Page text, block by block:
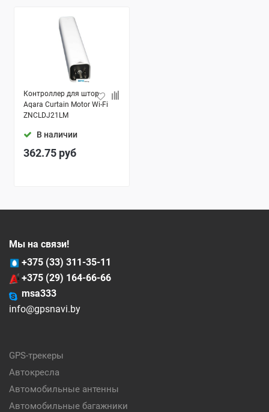
Контроллер для штор
Aqara Curtain Motor Wi-Fi
ZNCLDJ21LM
В наличии
362.75 руб
Мы на связи!
+375 (33) 311-35-11
+375 (29) 164-66-66
msa333
info@gpsnavi.by
GPS-трекеры
Автокресла
Автомобильные антенны
Автомобильные багажники